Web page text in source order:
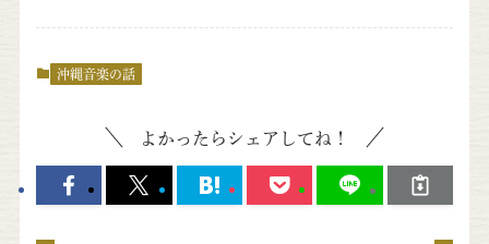
沖縄音楽の話
よかったらシェアしてね！